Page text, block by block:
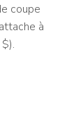
coupe
à